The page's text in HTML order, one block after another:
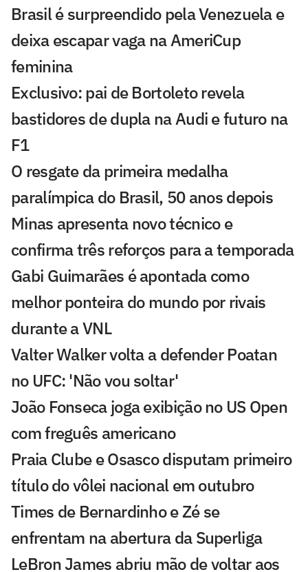
Brasil é surpreendido pela Venezuela e
deixa escapar vaga na AmeriCup
feminina
Exclusivo: pai de Bortoleto revela
bastidores de dupla na Audi e futuro na
F1
O resgate da primeira medalha
paralímpica do Brasil, 50 anos depois
Minas apresenta novo técnico e
confirma três reforços para a temporada
Gabi Guimarães é apontada como
melhor ponteira do mundo por rivais
durante a VNL
Valter Walker volta a defender Poatan
no UFC: 'Não vou soltar'
João Fonseca joga exibição no US Open
com freguês americano
Praia Clube e Osasco disputam primeiro
título do vôlei nacional em outubro
Times de Bernardinho e Zé se
enfrentam na abertura da Superliga
LeBron James abriu mão de voltar aos